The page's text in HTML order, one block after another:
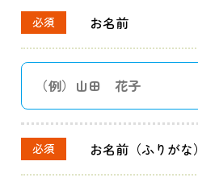
必須 お名前
必須 お名前（ふりがな）